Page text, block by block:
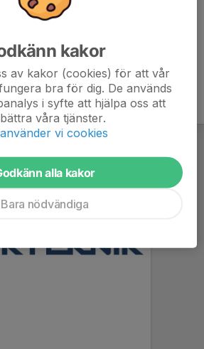
kakor
av kakor (cookies) för att vår
bra för dig. De används
i syfte att hjälpa oss att
våra tjänster.
vi cookies
alla kakor
Bara nödvändiga